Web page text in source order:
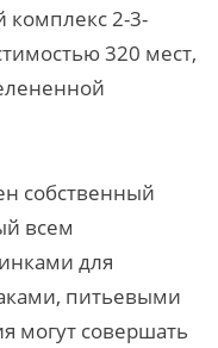
комплекс 2-3-
320 мест,
собственный
всем
для
питьевыми
могут совершать